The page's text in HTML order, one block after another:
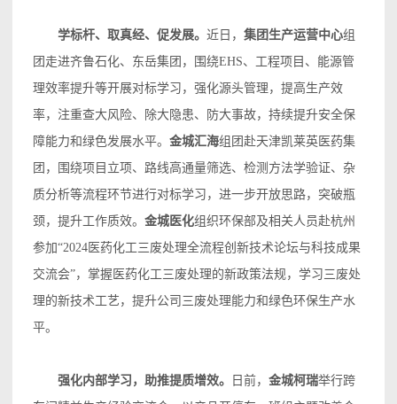
学标杆、取真经、促发展。 近日， 集团生产运营中心组
团走进齐鲁石化、东岳集团，围绕EHS、工程项目、能源管
理效率提升等开展对标学习，强化源头管理，提高生产效
率，注重查大风险、除大隐患、防大事故，持续提升安全保
障能力和绿色发展水平。 金城汇海组团赴天津凯莱英医药集
团，围绕项目立项、路线高通量筛选、检测方法学验证、杂
质分析等流程环节进行对标学习，进一步开放思路，突破瓶
颈，提升工作质效。 金城医化组织环保部及相关人员赴杭州
参加“2024医药化工三废处理全流程创新技术论坛与科技成果
交流会”，掌握医药化工三废处理的新政策法规，学习三废处
理的新技术工艺，提升公司三废处理能力和绿色环保生产水
平。
强化内部学习，助推提质增效。 日前， 金城柯瑞举行跨